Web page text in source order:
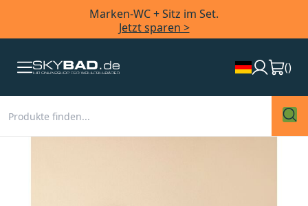
Marken-WC + Sitz im Set.
Jetzt sparen >
()